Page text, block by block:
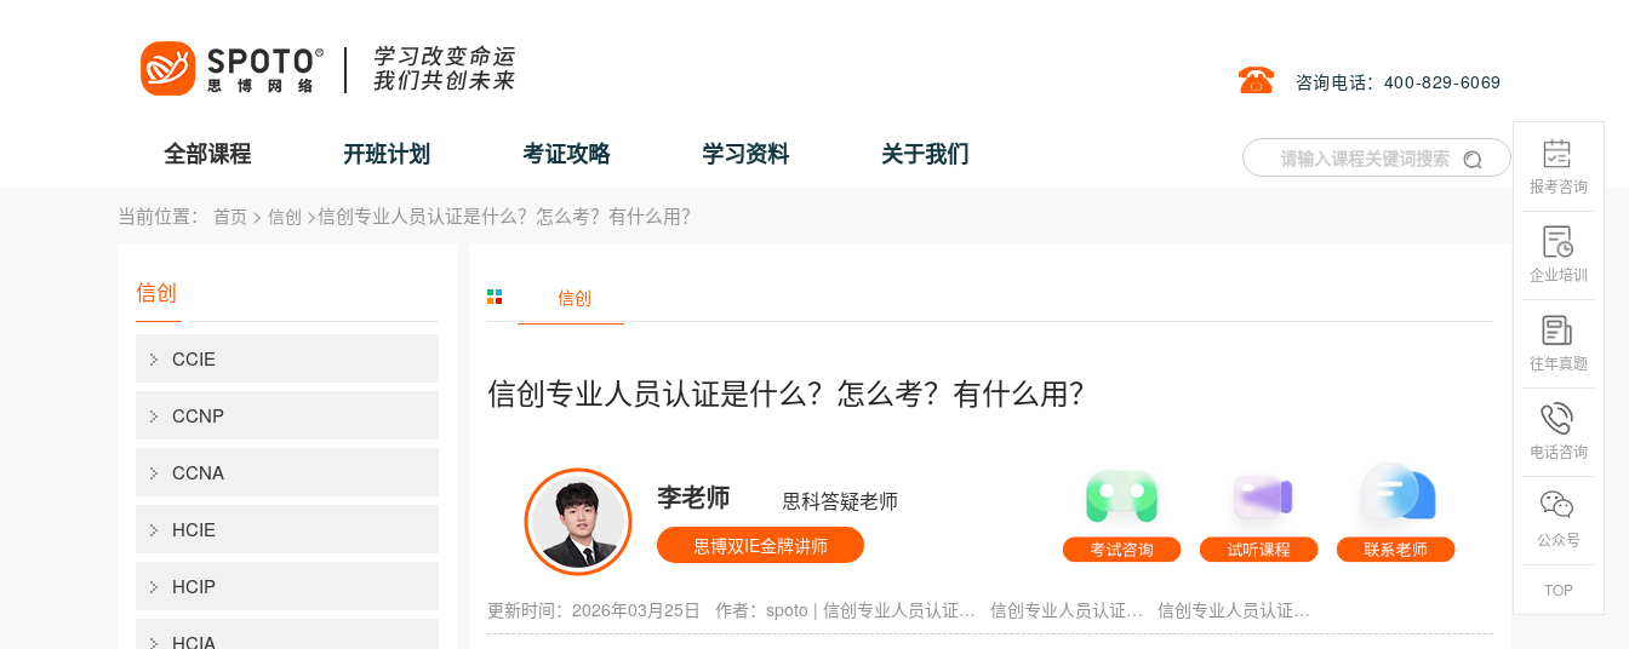
咨询电话：400-829-6069
全部课程 开班计划 考证攻略 学习资料 关于我们
当前位置： 首页 > 信创 >信创专业人员认证是什么？怎么考？有什么用？
信创
CCIE
CCNP
CCNA
HCIE
HCIP
HCIA
信创
信创专业人员认证是什么？怎么考？有什么用？
李老师 思科答疑老师
思博双IE金牌讲师
更新时间：2026年03月25日 作者： spoto | 信创专业人员认证是什么 信创专业人员认证有什么用 信创专业人员认证怎么考
报考咨询
企业培训
往年真题
电话咨询
公众号
TOP